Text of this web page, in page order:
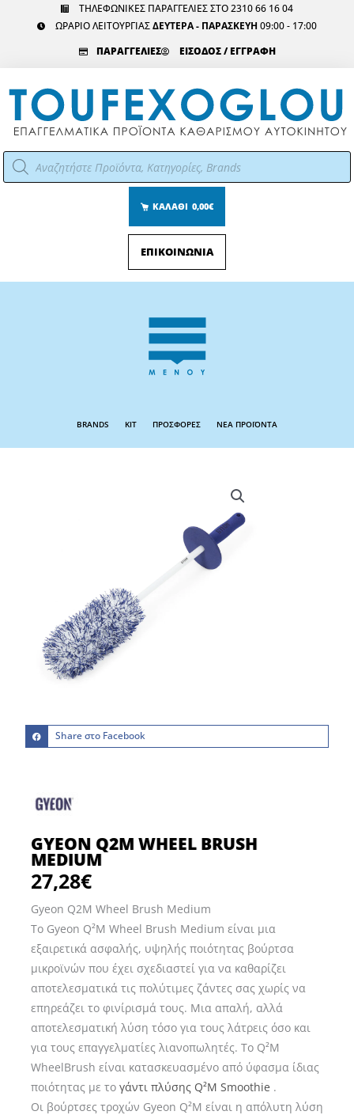
ΤΗΛΕΦΩΝΙΚΕΣ ΠΑΡΑΓΓΕΛΙΕΣ ΣΤΟ 2310 66 16 04
ΩΡΑΡΙΟ ΛΕΙΤΟΥΡΓΙΑΣΔΕΥΤΕΡΑ - ΠΑΡΑΣΚΕΥΗ 09:00 - 17:00
ΠΑΡΑΓΓΕΛΙΕΣ
ΕΙΣΟΔΟΣ / ΕΓΓΡΑΦΗ
Αναζήτηση
προϊόντων
ΚΑΛΑΘΙ 0,00€
ΕΠΙΚΟΙΝΩΝΙΑ
Menu
BRANDS KIT ΠΡΟΣΦΟΡΕΣ ΝΕΑ ΠΡΟΪΟΝΤΑ
Share στο Facebook
GYEON Q2M WHEEL BRUSH
MEDIUM
27,28€
Gyeon Q2M Wheel Brush Medium
Το Gyeon Q²M Wheel Brush Medium είναι μια
εξαιρετικά ασφαλής, υψηλής ποιότητας βούρτσα
μικροϊνών που έχει σχεδιαστεί για να καθαρίζει
αποτελεσματικά τις πολύτιμες ζάντες σας χωρίς να
επηρεάζει το φινίρισμά τους. Μια απαλή, αλλά
αποτελεσματική λύση τόσο για τους λάτρεις όσο και
για τους επαγγελματίες λιανοπωλητές. Το Q²M
WheelBrush είναι κατασκευασμένο από ύφασμα ίδιας
ποιότητας με το γάντι πλύσης Q²M Smoothie .
Οι βούρτσες τροχών Gyeon Q²M είναι η απόλυτη λύση